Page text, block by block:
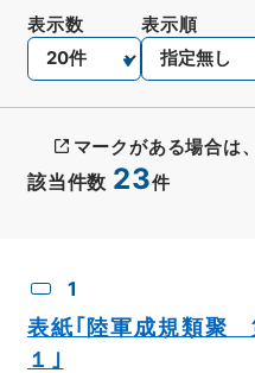
該当件数 23件
表示数 表示順
マークがある場合は
1
表紙｢陸軍成規類
１｣